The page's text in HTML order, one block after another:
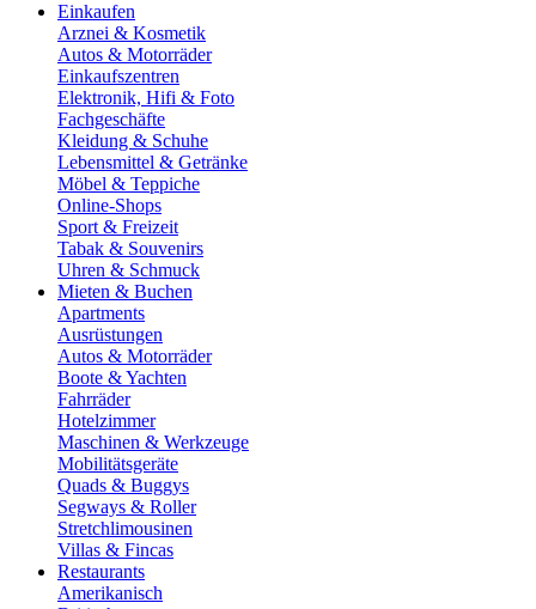
Einkaufen
Arznei & Kosmetik
Autos & Motorräder
Einkaufszentren
Elektronik, Hifi & Foto
Fachgeschäfte
Kleidung & Schuhe
Lebensmittel & Getränke
Möbel & Teppiche
Online-Shops
Sport & Freizeit
Tabak & Souvenirs
Uhren & Schmuck
Mieten & Buchen
Apartments
Ausrüstungen
Autos & Motorräder
Boote & Yachten
Fahrräder
Hotelzimmer
Maschinen & Werkzeuge
Mobilitätsgeräte
Quads & Buggys
Segways & Roller
Stretchlimousinen
Villas & Fincas
Restaurants
Amerikanisch